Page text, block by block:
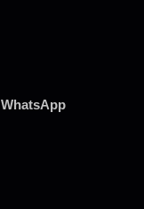
WhatsApp